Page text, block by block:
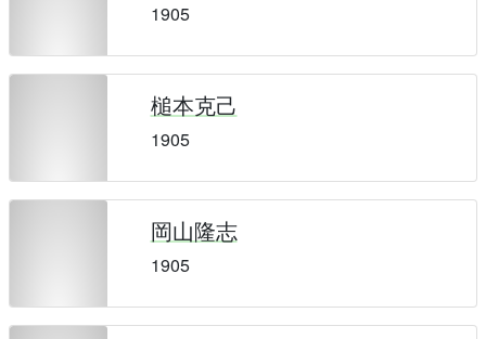
1905
槌本克己
1905
岡山隆志
1905